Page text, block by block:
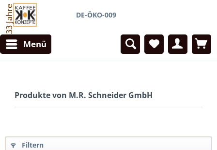
33 Jahre DE-ÖKO-009
Menü
Produkte von M.R. Schneider GmbH
Filtern